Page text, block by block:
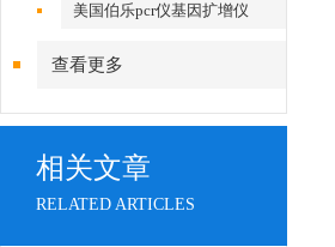
美国伯乐pcr仪基因扩增仪
查看更多
相关文章
RELATED ARTICLES